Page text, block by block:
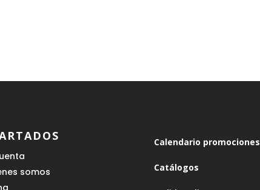
somos
Calendario promociones
Catálogos